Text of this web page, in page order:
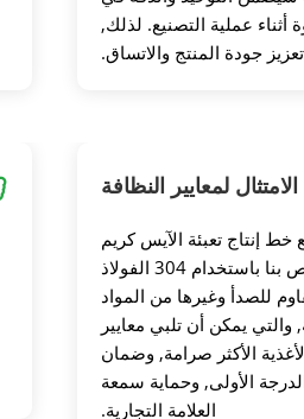
عملية التصنيع. لذلك,
جودة المنتج والاتساق.
الامتثال لمعايير النظافة
خط إنتاج تعبئة الآيس كريم
الخاص بنا باستخدام 304 الفولاذ
للصدأ وغيرها من المواد
والتي يمكن أن تلبي معايير
الأكثر صرامة, وضمان
الأولى, وحماية سمعة
العلامة التجارية.